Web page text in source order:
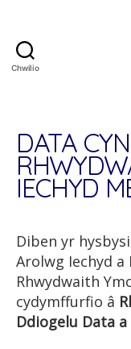
Chwilio
DATA
IECHYD
Diben yr
Arolwg Iechyd
Rhwydwaith
cydymffurfio â
Ddiogelu Data